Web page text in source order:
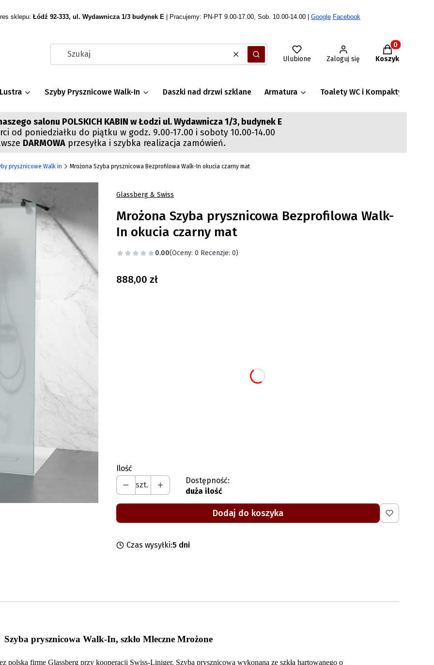
sklepu: Łódź 92-333, ul. Wydawnicza 1/3 budynek E | Pracujemy: PN-PT 9.00-17.00, Sob. 10.00-14.00 | Google Facebook
WyczyśćSzukaj Ulubione Zaloguj się
Produkty w
Koszyk
Lustra Szyby Prysznicowe Walk-In Daszki nad drzwi szklane Armatura Toalety WC i Kompakty WC
salonu POLSKICH KABIN w Łodzi ul. Wydawnicza 1/3, budynek E
od poniedziałku do piątku w godz. 9.00-17.00 i soboty 10.00-14.00
DARMOWAprzesyłka i szybka realizacja zamówień.
prysznicowe Walk in Mrożona Szyba prysznicowa Bezprofilowa Walk-In okucia czarny mat
Glassberg & Swiss
Mrożona Szyba prysznicowa Bezprofilowa Walk-
In okucia czarny mat
0.00(Oceny: 0 Recenzje: 0)
Cena
888,00 zł
Ilość
szt.
Dostępność:
duża ilość
Dodaj do koszyka
Czas wysyłki:5 dni
Szyba prysznicowa Walk-In, szkło Mleczne Mrożone
polską firmę Glassberg przy kooperacji Swiss-Liniger. Szyba prysznicowa wykonana ze szkła hartowanego o